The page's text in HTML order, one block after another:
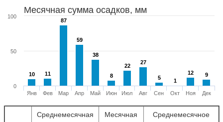
Месячная сумма осадков, мм
10
10 11
11
87
87
59
59
38
38
8
8
22
22
27
27
5
5 1
1
12
12 9
9
Янв Фев Мар Апр Май Июн Июл Авг Сен Окт Ноя Дек
0
50
100
Среднемесячная
Месячная
Среднемесячное